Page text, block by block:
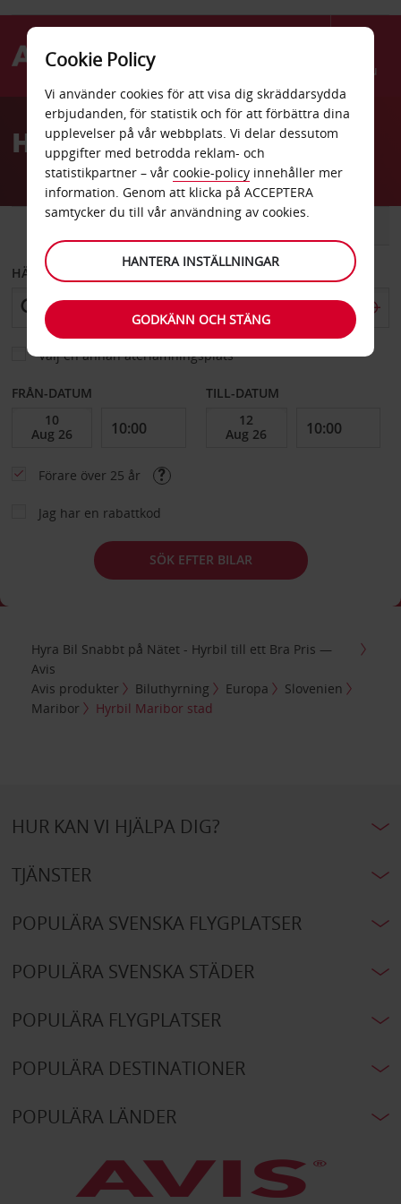
Menu
AvisHyrbil Maribor stad
BIL
HÄMTA FRÅN
Välj en annan återlämningsplats
FRÅN-DATUM TILL-DATUM
Förare över 25 år
Jag har en rabattkod
SÖK EFTER BILAR
Hyra Bil Snabbt på Nätet - Hyrbil till ett Bra Pris —
Avis
Avis produkter
Biluthyrning Europa
Slovenien
Maribor
Hyrbil Maribor stad
HUR KAN VI HJÄLPA DIG?
TJÄNSTER
POPULÄRA SVENSKA FLYGPLATSER
POPULÄRA SVENSKA STÄDER
POPULÄRA FLYGPLATSER
POPULÄRA DESTINATIONER
POPULÄRA LÄNDER
Cookie Policy
Vi använder cookies för att visa dig skräddarsydda
erbjudanden, för statistik och för att förbättra dina
upplevelser på vår webbplats. Vi delar dessutom
uppgifter med betrodda reklam- och
statistikpartner – vår cookie-policy innehåller mer
information. Genom att klicka på ACCEPTERA
samtycker du till vår användning av cookies.
HANTERA INSTÄLLNINGAR
GODKÄNN OCH STÄNG